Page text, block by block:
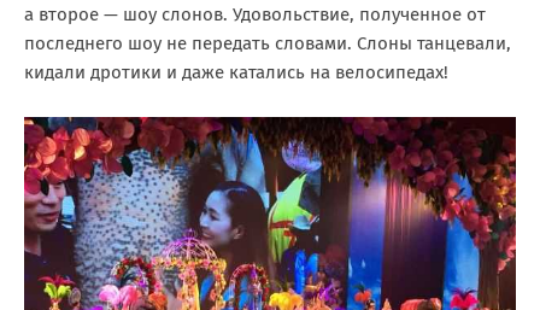
а второе — шоу слонов. Удовольствие, полученное от
последнего шоу не передать словами. Слоны танцевали,
кидали дротики и даже катались на велосипедах!